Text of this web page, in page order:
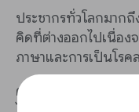
ประชากรทั่วโลกมาก
คิดที่ต่างออกไปเนื่อง
ภาษาและการเป็นโร
ความสามารถในการอ่